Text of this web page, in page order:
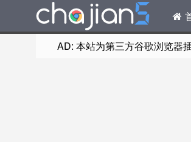
AD: 本站为第三方谷歌浏览器